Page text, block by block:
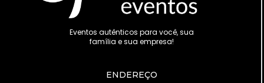
Eventos autênticos para você, sua
família e sua empresa!
ENDEREÇO